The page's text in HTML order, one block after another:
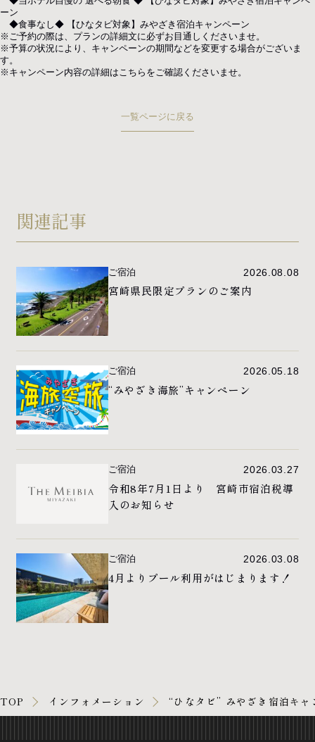
ーン
◆食事なし◆ 【ひなタビ対象】みやざき宿泊キャンペーン
※ご予約の際は、プランの詳細文に必ずお目通しくださいませ。
※予算の状況により、キャンペーンの期間などを変更する場合がございま
す。
※キャンペーン内容の詳細はこちら をご確認くださいませ。
一覧ページに戻る
関連記事
ご宿泊 2026.08.08
宮崎県民限定プランのご案内
ご宿泊 2026.05.18
“みやざき海旅”キャンペーン
ご宿泊 2026.03.27
令和8年7月1日より 宮崎市宿泊税導
入のお知らせ
ご宿泊 2026.03.08
4月よりプール利用がはじまります！
TOP インフォメーション “ひなタビ” みやざき宿泊キャ